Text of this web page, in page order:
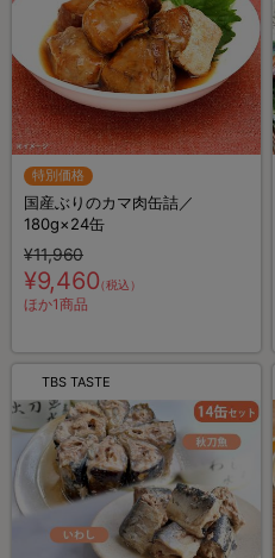
特別価格
国産ぶりのカマ肉缶詰／
180g×24缶
¥11,960
¥9,460（税込）
ほか1商品
TBS TASTE